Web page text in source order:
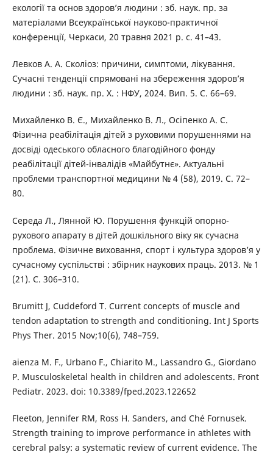
екології та основ здоров’я людини : зб. наук. пр. за
матеріалами Всеукраїнської науково-практичної
конференції, Черкаси, 20 травня 2021 р. с. 41–43.
Левков А. А. Сколіоз: причини, симптоми, лікування.
Сучасні тенденції спрямовані на збереження здоров’я
людини : зб. наук. пр. Х. : НФУ, 2024. Вип. 5. С. 66–69.
Михайленко В. Є., Михайленко В. Л., Осіпенко А. С.
Фізична реабілітація дітей з руховими порушеннями на
досвіді одеського обласного благодійного фонду
реабілітації дітей-інвалідів «Майбутнє». Актуальні
проблеми транспортної медицини № 4 (58), 2019. С. 72–
80.
Середа Л., Лянной Ю. Порушення функцій опорно-
рухового апарату в дітей дошкільного віку як сучасна
проблема. Фізичне виховання, спорт і культура здоров’я у
сучасному суспільстві : збірник наукових праць. 2013. № 1
(21). С. 306–310.
Brumitt J, Cuddeford T. Current concepts of muscle and
tendon adaptation to strength and conditioning. Int J Sports
Phys Ther. 2015 Nov;10(6), 748–759.
aienza M. F., Urbano F., Chiarito M., Lassandro G., Giordano
P. Musculoskeletal health in children and adolescents. Front
Pediatr. 2023. doi: 10.3389/fped.2023.122652
Fleeton, Jennifer RM, Ross H. Sanders, and Ché Fornusek.
Strength training to improve performance in athletes with
cerebral palsy: a systematic review of current evidence. The